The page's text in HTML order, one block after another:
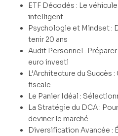
ETF Décodés : Le
intelligent
Psychologie et Mindset :
tenir 20 ans
Audit Personnel :
euro investi
L’Architecture du Succès
fiscale
Le Panier Idéal :
La Stratégie du DCA :
deviner le marché
Diversification Avancée :